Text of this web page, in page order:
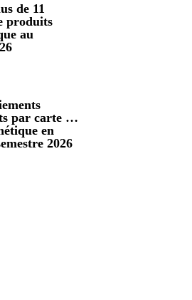
de 11
produits
au
par carte …
en
2026